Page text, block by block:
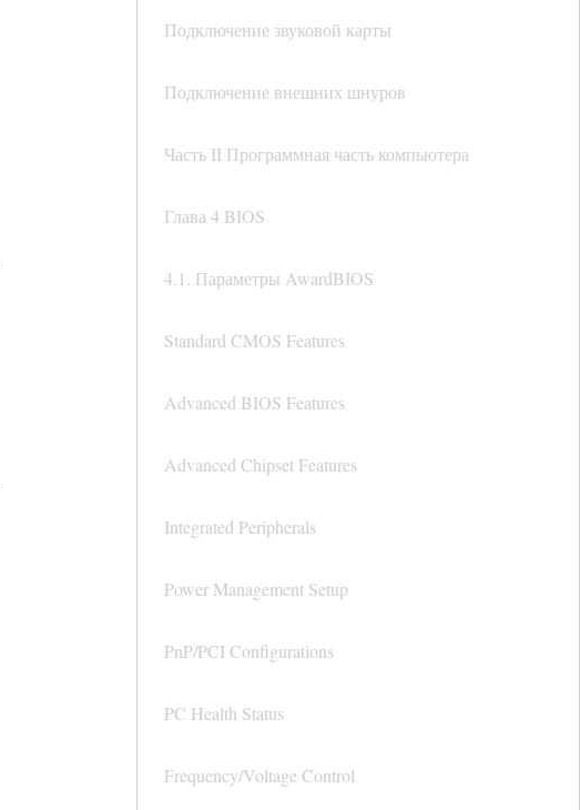
Подключение звуковой карты
Подключение внешних шнуров
Часть II Программная часть компьютера
Глава 4 BIOS
4.1. Параметры AwardBIOS
Standard CMOS Features
Advanced BIOS Features
Advanced Chipset Features
Integrated Peripherals
Power Management Setup
PnP/PCI Configurations
PC Health Status
Frequency/Voltage Control